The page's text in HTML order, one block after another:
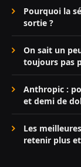
Pourquoi la
sortie ?
On sait un
toujours pas
Anthropic :
et demi de
Les
retenir plus